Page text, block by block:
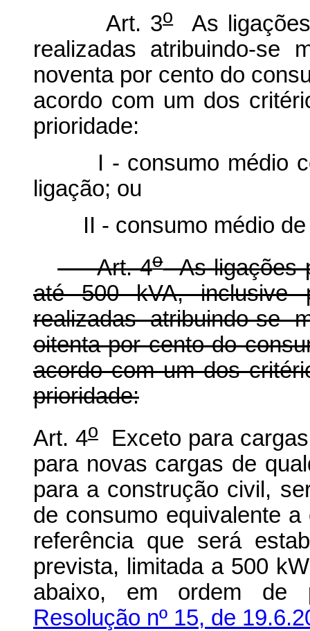
Art. 3oAs ligações
realizadas atribuindo-se
noventa por cento do
acordo com um dos
prioridade:
I - consumo médio
ligação; ou
II - consumo médio de
Art. 4oAs ligações
até 500 kVA, inclusive
realizadas atribuindo-se
oitenta por cento do
acordo com um dos
prioridade:
Art. 4oExceto para cargas
para novas cargas de
para a construção civil,
de consumo equivalente
referência que será
prevista, limitada a 500
abaixo, em ordem de
Resolução nº 15, de